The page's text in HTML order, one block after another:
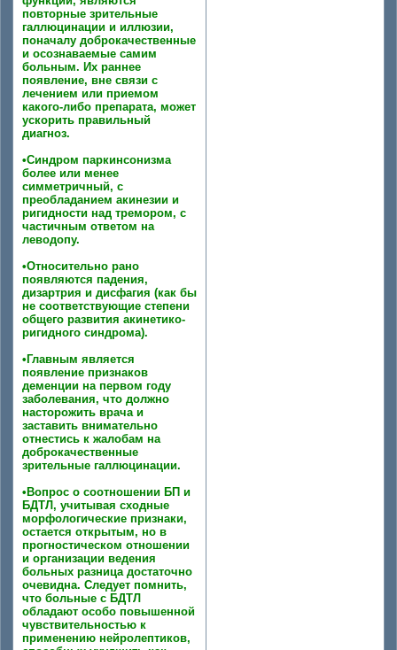
повторные зрительные
галлюцинации и иллюзии,
поначалу доброкачественные
и осознаваемые самим
больным. Их раннее
появление, вне связи с
лечением или приемом
какого-либо препарата, может
ускорить правильный
диагноз.
•Синдром паркинсонизма
более или менее
симметричный, с
преобладанием акинезии и
ригидности над тремором, с
частичным ответом на
леводопу.
•Относительно рано
появляются падения,
дизартрия и дисфагия (как бы
не соответствующие степени
общего развития акинетико-
ригидного синдрома).
•Главным является
появление признаков
деменции на первом году
заболевания, что должно
насторожить врача и
заставить внимательно
отнестись к жалобам на
доброкачественные
зрительные галлюцинации.
•Вопрос о соотношении БП и
БДТЛ, учитывая сходные
морфологические признаки,
остается открытым, но в
прогностическом отношении
и организации ведения
больных разница достаточно
очевидна. Следует помнить,
что больные с БДТЛ
обладают особо повышенной
чувствительностью к
применению нейролептиков,